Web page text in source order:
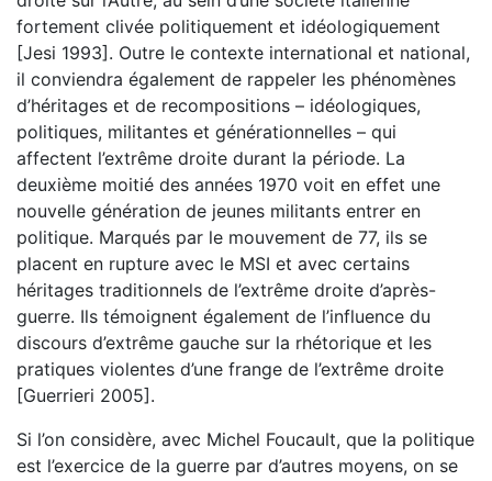
fortement clivée politiquement et idéologiquement
[Jesi 1993]. Outre le contexte international et national,
il conviendra également de rappeler les phénomènes
d’héritages et de recompositions – idéologiques,
politiques, militantes et générationnelles – qui
affectent l’extrême droite durant la période. La
deuxième moitié des années 1970 voit en effet une
nouvelle génération de jeunes militants entrer en
politique. Marqués par le mouvement de 77, ils se
placent en rupture avec le MSI et avec certains
héritages traditionnels de l’extrême droite d’après-
guerre. Ils témoignent également de l’influence du
discours d’extrême gauche sur la rhétorique et les
pratiques violentes d’une frange de l’extrême droite
[Guerrieri 2005].
Si l’on considère, avec Michel Foucault, que la politique
est l’exercice de la guerre par d’autres moyens, on se